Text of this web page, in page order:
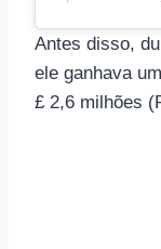
Antes disso,
ele ganhava
£ 2,6 milhões